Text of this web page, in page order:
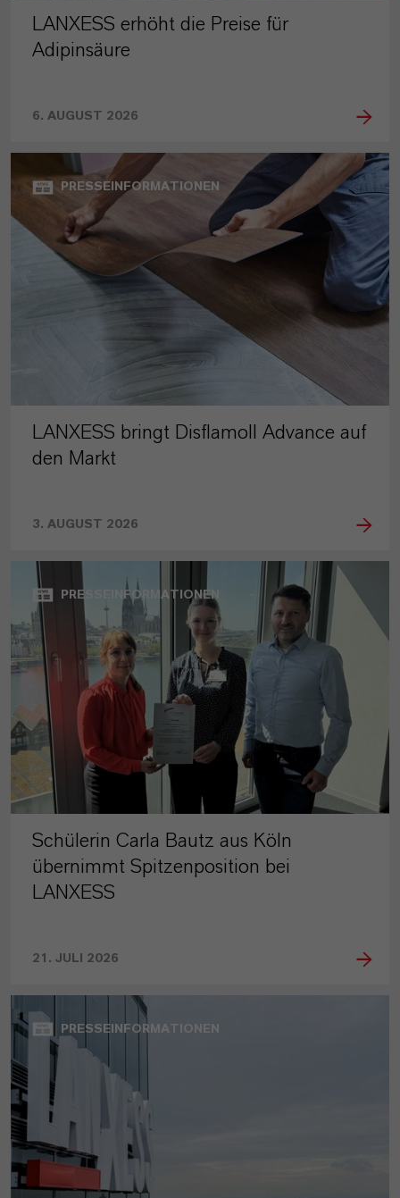
LANXESS erhöht die Preise für
Adipinsäure
6. AUGUST 2026
PRESSEINFORMATIONEN
LANXESS bringt Disflamoll Advance auf
den Markt
3. AUGUST 2026
PRESSEINFORMATIONEN
Schülerin Carla Bautz aus Köln
übernimmt Spitzenposition bei
LANXESS
21. JULI 2026
PRESSEINFORMATIONEN